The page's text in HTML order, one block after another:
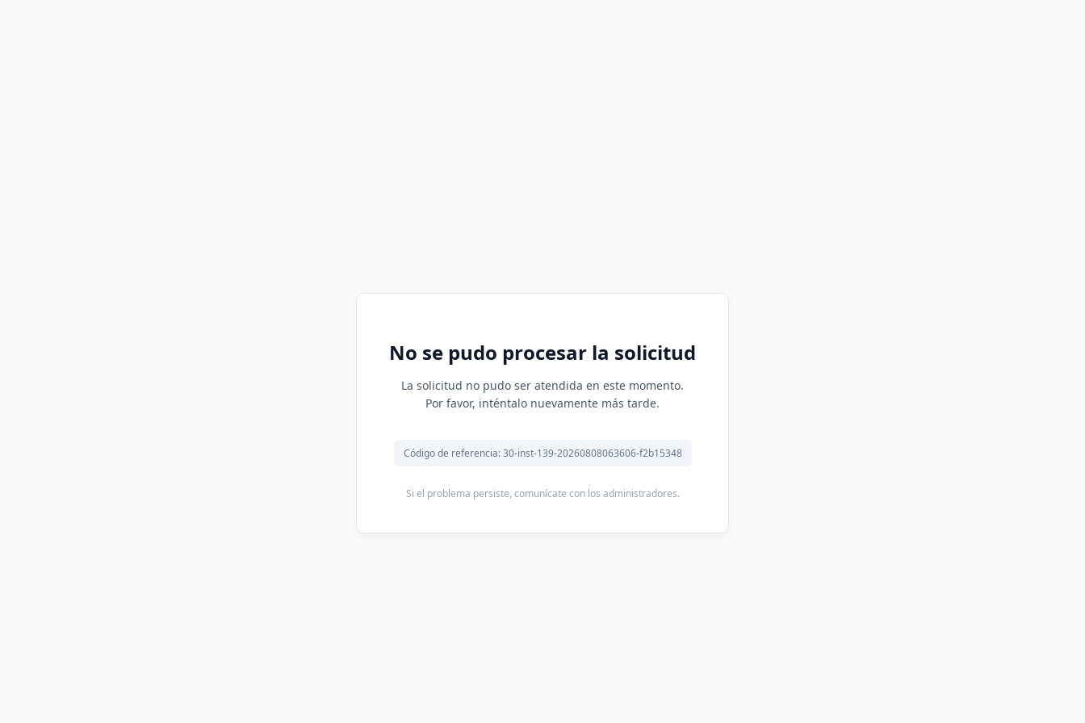
No se pudo procesar la solicitud
La solicitud no pudo ser atendida en este momento.
Por favor, inténtalo nuevamente más tarde.
Código de referencia: 30-inst-139-20260808063606-f2b15348
Si el problema persiste, comunícate con los administradores.